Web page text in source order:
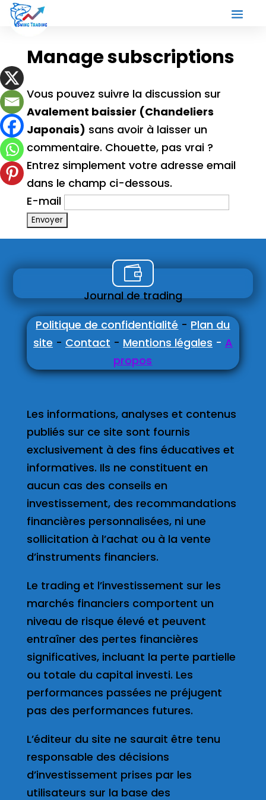
Manage subscriptions
Vous pouvez suivre la discussion sur
Avalement baissier (Chandeliers
Japonais) sans avoir à laisser un
commentaire. Chouette, pas vrai ?
Entrez simplement votre adresse email
dans le champ ci-dessous.
E-mail

Journal de trading
Politique de confidentialité - Plan du
site - Contact - Mentions légales - A
propos
Les informations, analyses et contenus
publiés sur ce site sont fournis
exclusivement à des fins éducatives et
informatives. Ils ne constituent en
aucun cas des conseils en
investissement, des recommandations
financières personnalisées, ni une
sollicitation à l’achat ou à la vente
d’instruments financiers.
Le trading et l’investissement sur les
marchés financiers comportent un
niveau de risque élevé et peuvent
entraîner des pertes financières
significatives, incluant la perte partielle
ou totale du capital investi. Les
performances passées ne préjugent
pas des performances futures.
L’éditeur du site ne saurait être tenu
responsable des décisions
d’investissement prises par les
utilisateurs sur la base des